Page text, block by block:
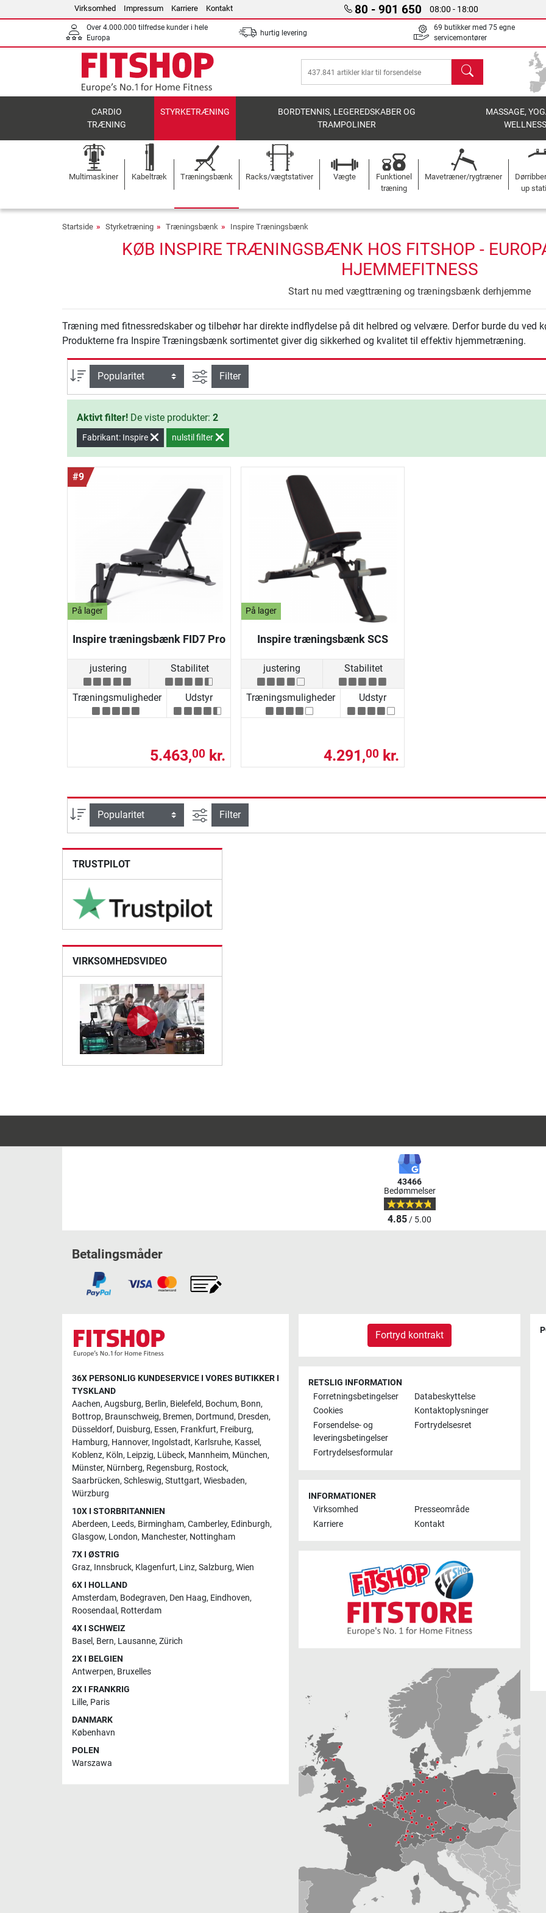
Virksomhed Impressum Karriere Kontakt 80 - 901 650 08:00 - 18:00
Over 4.000.000 tilfredse kunder i hele
Europa
hurtig levering
69 butikker med 75 egne
servicemontører
søg
CARDIO
TRÆNING
STYRKETRÆNING
BORDTENNIS, LEGEREDSKABER OG
TRAMPOLINER
MASSAGE,
WELLNESS
Multimaskiner Kabeltræk Træningsbænk Racks/vægtstativer Vægte
Funktionel
træning
Mavetræner/rygtræner
up
Startside Styrketræning Træningsbænk Inspire Træningsbænk
KØB INSPIRE TRÆNINGSBÆNK HOS FITSHOP -
HJEMMEFITNESS
Start nu med vægttræning og træningsbænk derhjemme
Træning med fitnessredskaber og tilbehør har direkte indflydelse på dit helbred og velvære. Derfor burde du ved
Produkterne fra Inspire Træningsbænk sortimentet giver dig sikkerhed og kvalitet til effektiv hjemmetræning.
sortering Avanceret søgning
Filter
Aktivt filter! De viste produkter: 2
Fabrikant: Inspire nulstil filter
#9
På lager
Inspire træningsbænk FID7 Pro
justering Stabilitet
Træningsmuligheder Udstyr
5.463,00 kr.
På lager
Inspire træningsbænk SCS
justering Stabilitet
Træningsmuligheder Udstyr
4.291,00 kr.
sortering Avanceret søgning
Filter
TRUSTPILOT
VIRKSOMHEDSVIDEO
43466
Bedømmelser
4.85/ 5.00
Betalingsmåder
36X PERSONLIG KUNDESERVICE I VORES BUTIKKER I
TYSKLAND
Aachen, Augsburg, Berlin, Bielefeld, Bochum, Bonn,
Bottrop, Braunschweig, Bremen, Dortmund, Dresden,
Düsseldorf, Duisburg, Essen, Frankfurt, Freiburg,
Hamburg, Hannover, Ingolstadt, Karlsruhe, Kassel,
Koblenz, Köln, Leipzig, Lübeck, Mannheim, München,
Münster, Nürnberg, Regensburg, Rostock,
Saarbrücken, Schleswig, Stuttgart, Wiesbaden,
Würzburg
10X I STORBRITANNIEN
Aberdeen, Leeds, Birmingham, Camberley, Edinburgh,
Glasgow, London, Manchester, Nottingham
7X I ØSTRIG
Graz, Innsbruck, Klagenfurt, Linz, Salzburg, Wien
6X I HOLLAND
Amsterdam, Bodegraven, Den Haag, Eindhoven,
Roosendaal , Rotterdam
4X I SCHWEIZ
Basel, Bern, Lausanne, Zürich
2X I BELGIEN
Antwerpen, Bruxelles
2X I FRANKRIG
Lille, Paris
DANMARK
København
POLEN
Warszawa
Fortryd kontrakt
RETSLIG INFORMATION
Forretningsbetingelser
Databeskyttelse
Cookies
Kontaktoplysninger
Forsendelse- og
leveringsbetingelser
Fortrydelsesret
Fortrydelsesformular
INFORMATIONER
Virksomhed
Presseområde
Karriere
Kontakt